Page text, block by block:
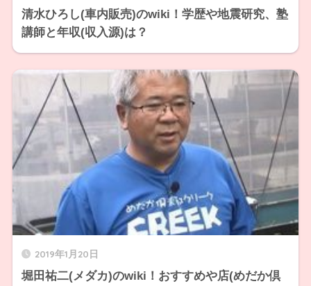
清水ひろし(車内販売)のwiki！学歴や地震研究、塾
講師と年収(収入源)は？
2019年1月20日
堀田祐二(メダカ)のwiki！おすすめや店(めだか倶